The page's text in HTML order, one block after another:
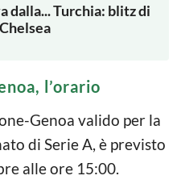
dalla... Turchia: blitz di
l’orario
Genoa valido per la
di Serie A, è previsto
alle ore 15:00.